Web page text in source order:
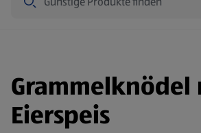
Grammelknödel
Eierspeis